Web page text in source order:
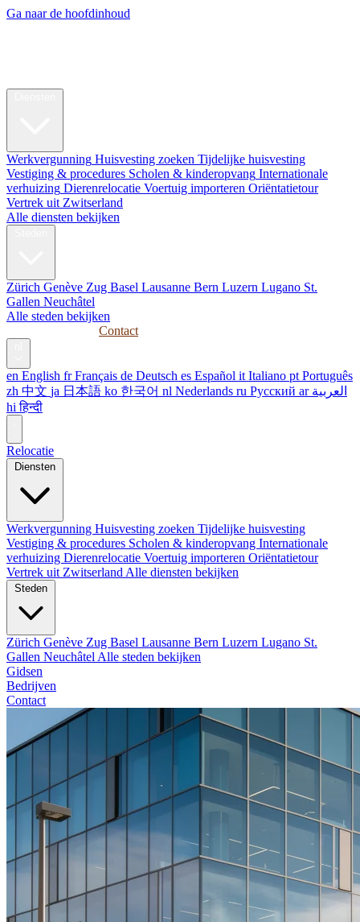
Ga naar de hoofdinhoud
Werkvergunning Huisvesting zoeken Tijdelijke huisvesting
Vestiging & procedures Scholen & kinderopvang Internationale
verhuizing Dierenrelocatie Voertuig importeren Oriëntatietour
Vertrek uit Zwitserland
Alle diensten bekijken
Zürich Genève Zug Basel Lausanne Bern Luzern Lugano St.
Gallen Neuchâtel
Alle steden bekijken
Contact
en English fr Français de Deutsch es Español it Italiano pt Português
zh 中文 ja 日本語 ko 한국어 nl Nederlands ru Русский ar العربية
hi हिन्दी
Relocatie
Diensten
Werkvergunning Huisvesting zoeken Tijdelijke huisvesting
Vestiging & procedures Scholen & kinderopvang Internationale
verhuizing Dierenrelocatie Voertuig importeren Oriëntatietour
Vertrek uit Zwitserland Alle diensten bekijken
Steden
Zürich Genève Zug Basel Lausanne Bern Luzern Lugano St.
Gallen Neuchâtel Alle steden bekijken
Gidsen
Bedrijven
Contact